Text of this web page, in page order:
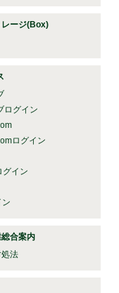
ージ(Box)
ログイン
ログイン
グイン
合案内
処法